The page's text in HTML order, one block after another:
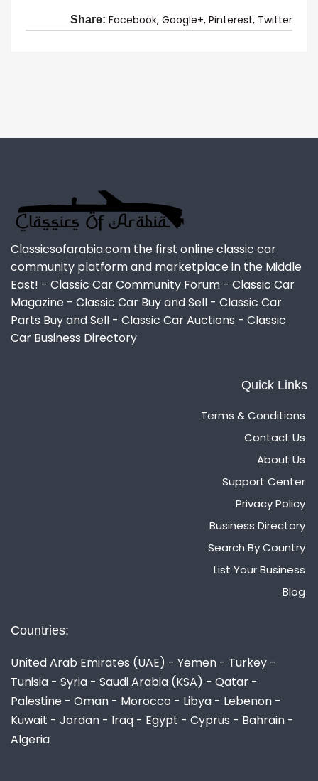
Share: Facebook, Google+, Pinterest, Twitter
Classicsofarabia.com the first online classic car
community platform and marketplace in the Middle
East! - Classic Car Community Forum - Classic Car
Magazine - Classic Car Buy and Sell - Classic Car
Parts Buy and Sell - Classic Car Auctions - Classic
Car Business Directory
Quick Links
Terms & Conditions
Contact Us
About Us
Support Center
Privacy Policy
Business Directory
Search By Country
List Your Business
Blog
Countries:
United Arab Emirates (UAE) - Yemen - Turkey -
Tunisia - Syria - Saudi Arabia (KSA) - Qatar -
Palestine - Oman - Morocco - Libya - Lebenon -
Kuwait - Jordan - Iraq - Egypt - Cyprus - Bahrain -
Algeria